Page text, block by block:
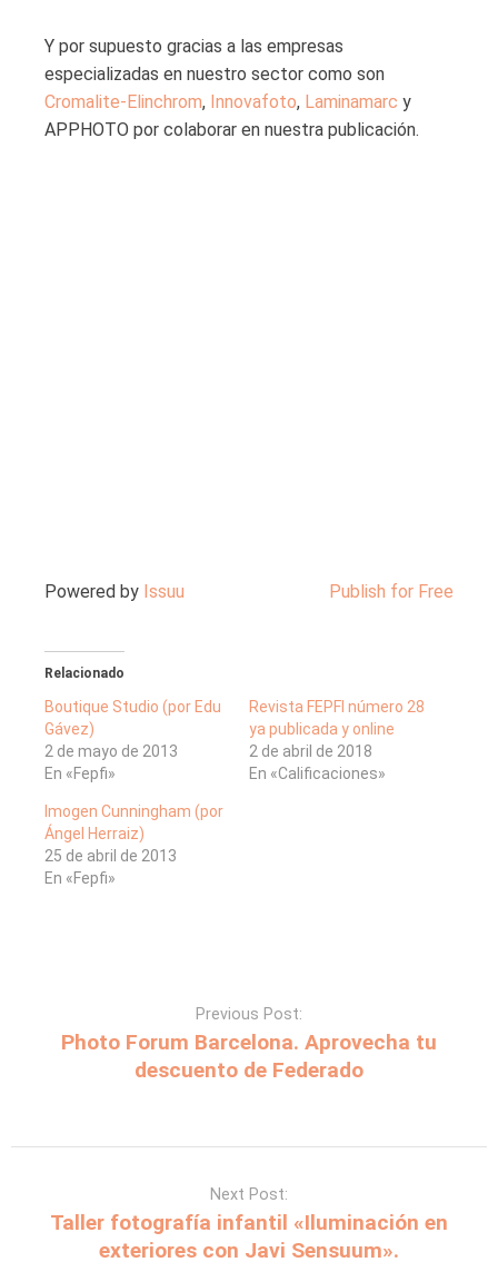
Y por supuesto gracias a las empresas
especializadas en nuestro sector como son
Cromalite-Elinchrom, Innovafoto, Laminamarc y
APPHOTO por colaborar en nuestra publicación.
Powered by Issuu Publish for Free
Relacionado
Boutique Studio (por Edu
Gávez)
2 de mayo de 2013
En «Fepfi»
Revista FEPFI número 28
ya publicada y online
2 de abril de 2018
En «Calificaciones»
Imogen Cunningham (por
Ángel Herraiz)
25 de abril de 2013
En «Fepfi»
Previous Post:
Photo Forum Barcelona. Aprovecha tu
descuento de Federado
Next Post:
Taller fotografía infantil «Iluminación en
exteriores con Javi Sensuum».